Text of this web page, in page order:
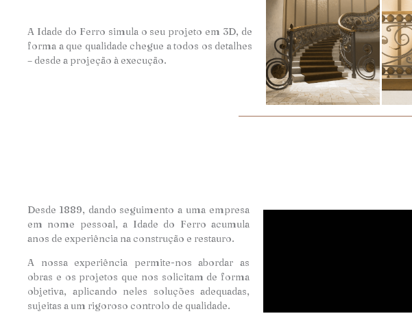
A Idade do Ferro simula o seu projeto em 3D, de
forma a que qualidade chegue a todos os detalhes
– desde a projeção à execução.
Desde 1889, dando seguimento a uma empresa
em nome pessoal, a Idade do Ferro acumula
anos de experiência na construção e restauro.
A nossa experiência permite-nos abordar as
obras e os projetos que nos solicitam de forma
objetiva, aplicando neles soluções adequadas,
sujeitas a um rigoroso controlo de qualidade.